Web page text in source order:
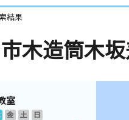
結果
木造筒木
室
金 土
日